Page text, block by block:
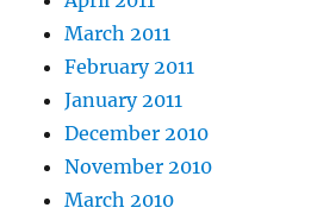
March 2011
February 2011
January 2011
December 2010
November 2010
March 2010